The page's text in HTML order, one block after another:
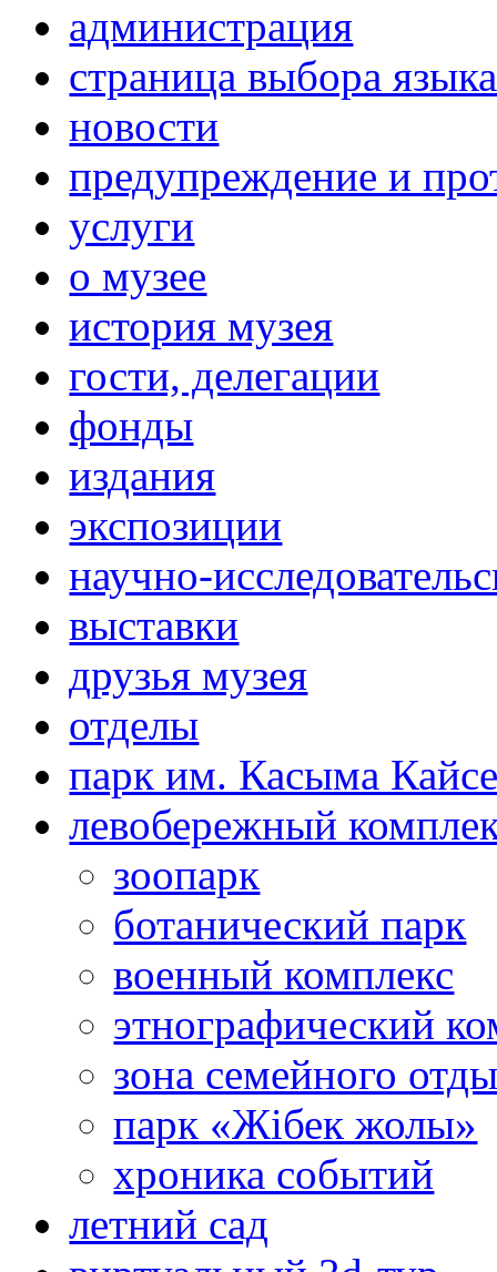
администрация
страница выбора языка
новости
предупреждение и
услуги
о музее
история музея
гости, делегации
фонды
издания
экспозиции
научно-
выставки
друзья музея
отделы
парк им. Касыма
левобережный
зоопарк
ботанический парк
военный комплекс
этнографический
зона семейного
парк «Жібек жолы»
хроника событий
летний сад